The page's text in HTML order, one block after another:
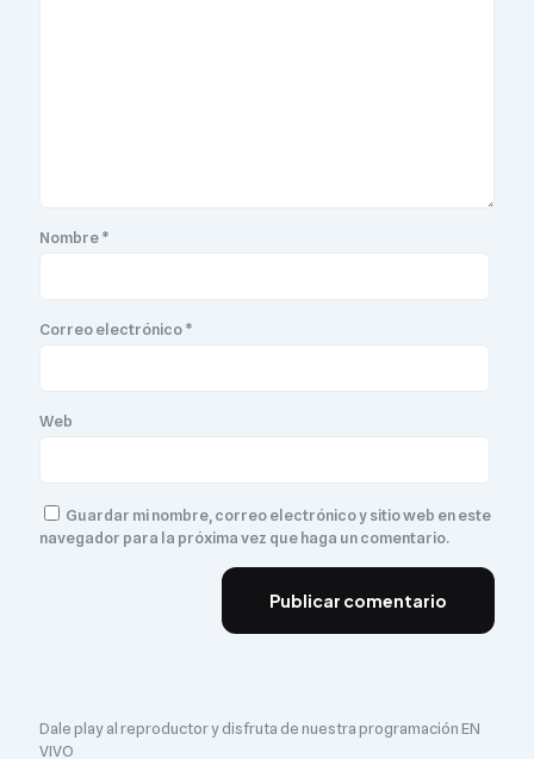
Nombre*
Correo electrónico*
Web
Guardar mi nombre, correo electrónico y sitio web en este
navegador para la próxima vez que haga un comentario.
Dale play al reproductor y disfruta de nuestra programación EN
VIVO